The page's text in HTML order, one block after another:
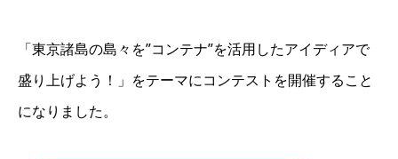
「東京諸島の島々を”コンテナ”を活用したアイディアで
盛り上げよう！」をテーマにコンテストを開催すること
になりました。